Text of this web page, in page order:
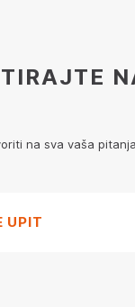
na sva vaša
UPIT